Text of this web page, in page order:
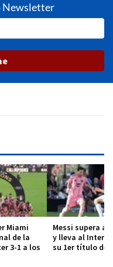
Newsletter
Miami
de la
3-1 a los
Messi supera a
y lleva al Inter
su 1er título de